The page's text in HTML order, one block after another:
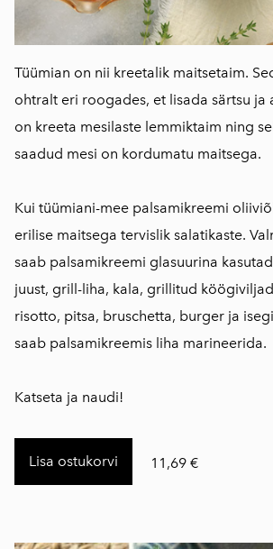
Tüümian on nii kreetalik maitsetaim.
ohtralt eri roogades, et lisada särtsu ja
on kreeta mesilaste lemmiktaim ning
saadud mesi on kordumatu maitsega.
Kui tüümiani-mee palsamikreemi
erilise maitsega tervislik salatikaste.
saab palsamikreemi glasuurina
juust, grill-liha, kala, grillitud
risotto, pitsa, bruschetta, burger ja
saab palsamikreemis liha marineerida.
Katseta ja naudi!
Lisa ostukorvi 11,69 €